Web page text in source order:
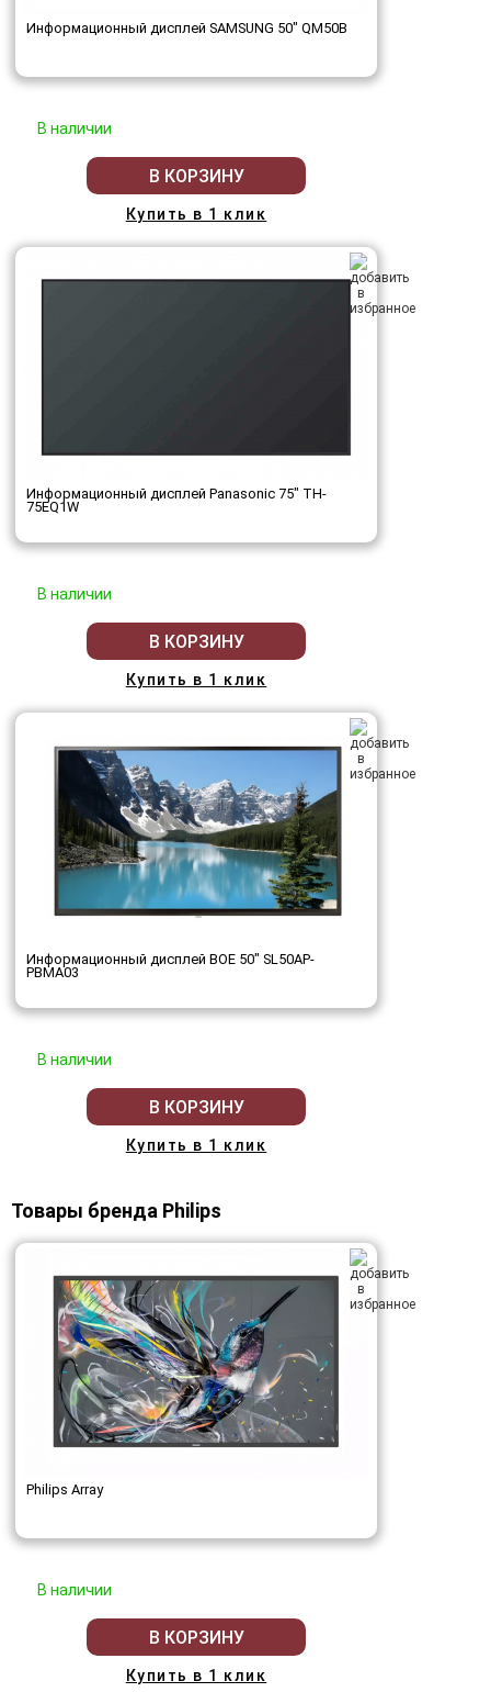
Информационный дисплей SAMSUNG 50" QM50B
В наличии
В КОРЗИНУ
Купить в 1 клик
Информационный дисплей Panasonic 75" TH-
75EQ1W
В наличии
В КОРЗИНУ
Купить в 1 клик
Информационный дисплей BOE 50" SL50AP-
PBMA03
В наличии
В КОРЗИНУ
Купить в 1 клик
Товары бренда Philips
Philips Array
В наличии
В КОРЗИНУ
Купить в 1 клик